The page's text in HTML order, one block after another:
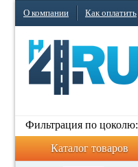
О компании Как оплатить
Фильтрация по цоколю:
Каталог товаров